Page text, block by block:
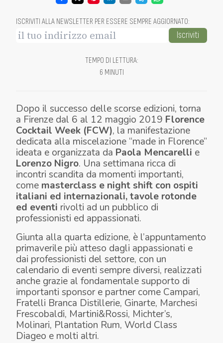
ISCRIVITI ALLA NEWSLETTER PER ESSERE SEMPRE AGGIORNATO:
Iscriviti
TEMPO DI LETTURA:
6 MINUTI
Dopo il successo delle scorse edizioni, torna
a Firenze dal 6 al 12 maggio 2019 Florence
Cocktail Week (FCW), la manifestazione
dedicata alla miscelazione “made in Florence”
ideata e organizzata da Paola Mencarelli e
Lorenzo Nigro. Una settimana ricca di
incontri scandita da momenti importanti,
come masterclass e night shift con ospiti
italiani ed internazionali, tavole rotonde
ed eventi rivolti ad un pubblico di
professionisti ed appassionati.
Giunta alla quarta edizione, è l’appuntamento
primaverile più atteso dagli appassionati e
dai professionisti del settore, con un
calendario di eventi sempre diversi, realizzati
anche grazie al fondamentale supporto di
importanti sponsor e partner come Campari,
Fratelli Branca Distillerie, Ginarte, Marchesi
Frescobaldi, Martini&Rossi, Michter’s,
Molinari, Plantation Rum, World Class
Diageo e molti altri.